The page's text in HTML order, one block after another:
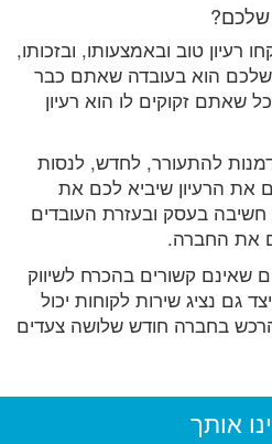
שלכם?
רעיון טוב ובאמצעותו, ובזכותו,
שלכם הוא בעובדה שאתם כבר
שאתם זקוקים לו הוא רעיון
להתעורר, לחדש, לנסות
את הרעיון שיביא לכם את
חשיבה בעסק ובעזרת העובדים
את החברה.
שאינם קשורים בהכרח לשיווק
גם נציג שירות לקוחות יכול
הרכש בחברה חודש שלושה צעדים
אותך